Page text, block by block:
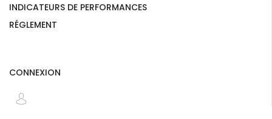
INDICATEURS DE PERFORMANCES
RÉGLEMENT
CONNEXION